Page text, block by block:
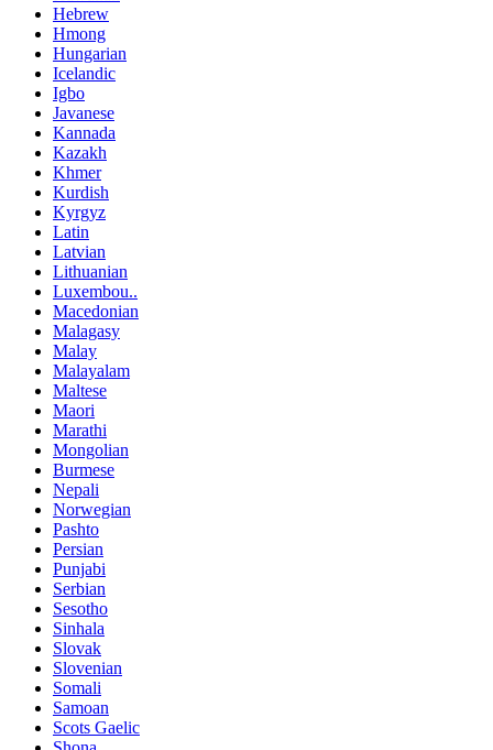
Hebrew
Hmong
Hungarian
Icelandic
Igbo
Javanese
Kannada
Kazakh
Khmer
Kurdish
Kyrgyz
Latin
Latvian
Lithuanian
Luxembou..
Macedonian
Malagasy
Malay
Malayalam
Maltese
Maori
Marathi
Mongolian
Burmese
Nepali
Norwegian
Pashto
Persian
Punjabi
Serbian
Sesotho
Sinhala
Slovak
Slovenian
Somali
Samoan
Scots Gaelic